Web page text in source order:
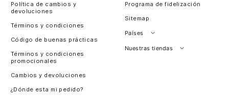
Política de cambios y
devoluciones
Términos y condiciones
Código de buenas prácticas
Términos y condiciones
promocionales
Cambios y devoluciones
¿Dónde esta mi pedido?
Programa de fidelización
Sitemap
Países
Perú
Nuestras tiendas